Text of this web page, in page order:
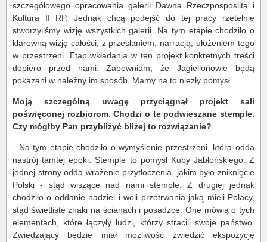
szczegółowego opracowania galerii Dawna Rzeczposposlita i
Kultura II RP. Jednak chcą podejść do tej pracy rzetelnie
stworzyliśmy wizję wszystkich galerii. Na tym etapie chodziło o
klarowną wizję całości, z przesłaniem, narracją, ułożeniem tego
w przestrzeni. Etap wkładania w ten projekt konkretnych treści
dopiero przed nami. Zapewniam, że Jagiellonowie będą
pokazani w należny im sposób. Mamy na to niezły pomysł.
Moją szczególną uwagę przyciągnął projekt sali
poświęconej rozbiorom. Chodzi o te podwieszane stemple.
Czy mógłby Pan przybliżyć bliżej to rozwiązanie?
- Na tym etapie chodziło o wymyślenie przestrzeni, która odda
nastrój tamtej epoki. Stemple to pomysł Kuby Jabłońskiego. Z
jednej strony odda wrażenie przytłoczenia, jakim było zniknięcie
Polski - stąd wiszące nad nami stemple. Z drugiej jednak
chodziło o oddanie nadziei i woli przetrwania jaką mieli Polacy,
stąd świetliste znaki na ścianach i posadzce. One mówią o tych
elementach, które łączyły ludzi, którzy stracili swoje państwo.
Zwiedzający będzie miał możliwość zwiedzić ekspozycję